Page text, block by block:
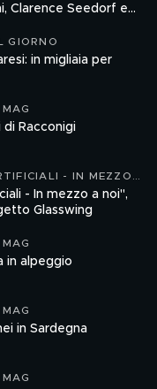
Clarence Seedorf e
GIORNO
in migliaia per
di Racconigi
- IN MEZZO
- In mezzo a noi",
Glasswing
in alpeggio
in Sardegna